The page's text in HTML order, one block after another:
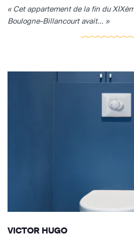
« Cet appartement de la fin du
Boulogne-Billancourt avait... »
VICTOR HUGO